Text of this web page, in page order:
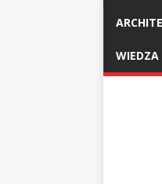
WIEDZA